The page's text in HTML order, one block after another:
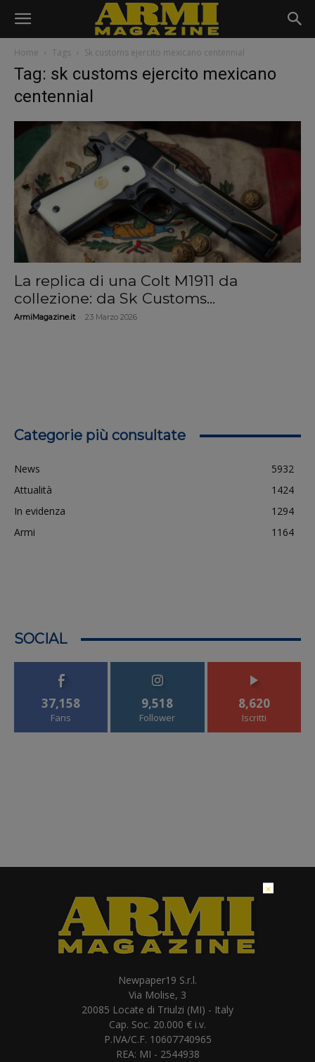
Home Tags Sk customs ejercito mexicano centennial
Tag: sk customs ejercito mexicano
centennial
La replica di una Colt M1911 da
collezione: da Sk Customs...
ArmiMagazine.it 23 Marzo 2026
Categorie più consultate
News
5932
Attualità
1424
In evidenza
1294
Armi
1164
SOCIAL
37,158
Fans
9,518
Follower
8,620
Iscritti
Newpaper19 S.r.l.
Via Molise, 3
20085 Locate di Triulzi (MI) - Italy
Cap. Soc. 20.000 € i.v.
P.IVA/C.F. 10607740965
REA: MI - 2544938
×